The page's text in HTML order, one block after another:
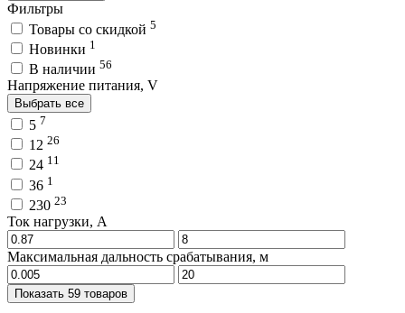
Фильтры
Товары со скидкой 5
Новинки 1
В наличии 56
Напряжение питания, V
Выбрать все
5 7
12 26
24 11
36 1
230 23
Ток нагрузки, A
Максимальная дальность срабатывания, м
Показать 59 товаров